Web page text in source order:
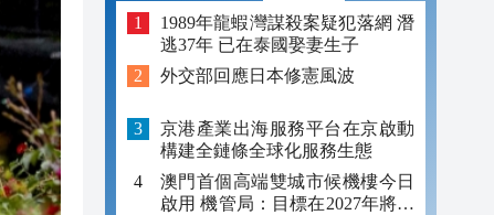
13:01
12:46
1989年龍蝦灣謀殺案疑犯落網 潛
逃37年 已在泰國娶妻生子
外交部回應日本修憲風波
京港產業出海服務平台在京啟動
構建全鏈條全球化服務生態
澳門首個高端雙城市候機樓今日
啟用 機管局：目標在2027年將樓